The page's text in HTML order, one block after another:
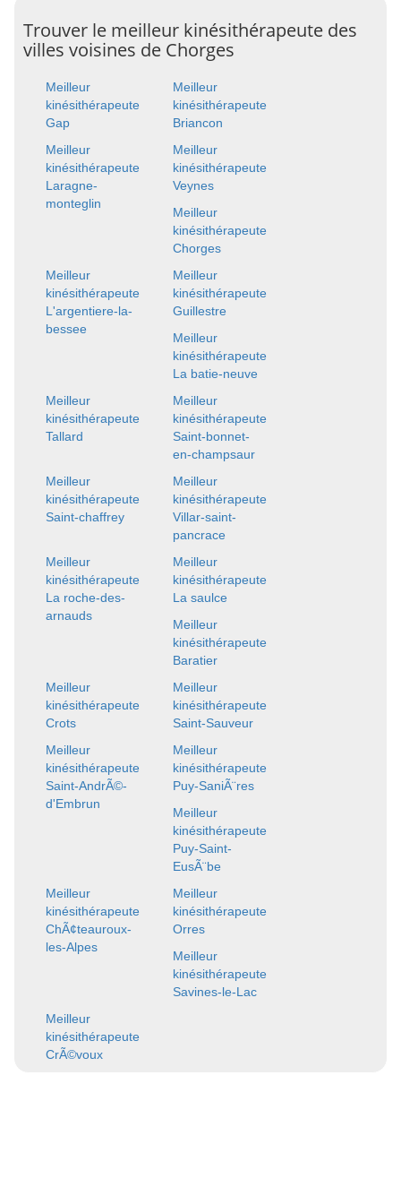
Trouver le meilleur kinésithérapeute des
villes voisines de Chorges
Meilleur
kinésithérapeute
Gap
Meilleur
kinésithérapeute
Briancon
Meilleur
kinésithérapeute
Laragne-
monteglin
Meilleur
kinésithérapeute
Veynes
Meilleur
kinésithérapeute
Chorges
Meilleur
kinésithérapeute
L'argentiere-la-
bessee
Meilleur
kinésithérapeute
Guillestre
Meilleur
kinésithérapeute
La batie-neuve
Meilleur
kinésithérapeute
Tallard
Meilleur
kinésithérapeute
Saint-bonnet-
en-champsaur
Meilleur
kinésithérapeute
Saint-chaffrey
Meilleur
kinésithérapeute
Villar-saint-
pancrace
Meilleur
kinésithérapeute
La roche-des-
arnauds
Meilleur
kinésithérapeute
La saulce
Meilleur
kinésithérapeute
Baratier
Meilleur
kinésithérapeute
Crots
Meilleur
kinésithérapeute
Saint-Sauveur
Meilleur
kinésithérapeute
Saint-AndrÃ©-
d'Embrun
Meilleur
kinésithérapeute
Puy-SaniÃ¨res
Meilleur
kinésithérapeute
Puy-Saint-
EusÃ¨be
Meilleur
kinésithérapeute
ChÃ¢teauroux-
les-Alpes
Meilleur
kinésithérapeute
Orres
Meilleur
kinésithérapeute
Savines-le-Lac
Meilleur
kinésithérapeute
CrÃ©voux